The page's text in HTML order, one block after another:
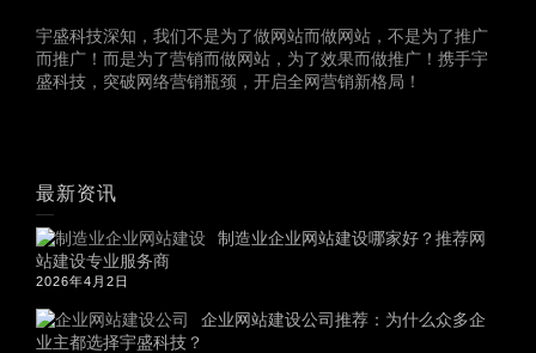
宇盛科技深知，我们不是为了做网站而做网站，不是为了推广
而推广！而是为了营销而做网站，为了效果而做推广！携手宇
盛科技，突破网络营销瓶颈，开启全网营销新格局！
最新资讯
制造业企业网站建设哪家好？推荐网
站建设专业服务商
2026年4月2日
企业网站建设公司推荐：为什么众多企
业主都选择宇盛科技？